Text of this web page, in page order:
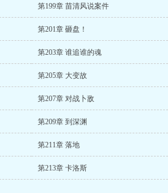
第199章 苗清风说案件
第201章 砸盘！
第203章 谁追谁的魂
第205章 大变故
第207章 对战卜敌
第209章 到深渊
第211章 落地
第213章 卡洛斯